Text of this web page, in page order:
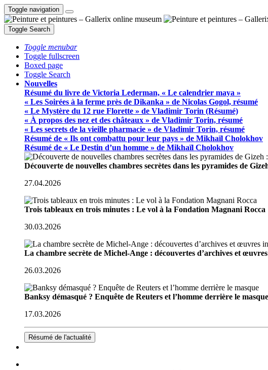
Toggle navigation
Toggle Search
Toggle menubar
Toggle fullscreen
Boxed page
Toggle Search
Nouvelles
Résumé du livre de Victoria Lederman, « Le calendrier maya »
« Les Soirées à la ferme près de Dikanka » de Nicolas Gogol, résumé
« Le Mystère du 12 rue Florette » de Vladimir Torin (Résumé)
« À propos des nez et des châteaux » de Vladimir Torin, résumé
« Les secrets de la vieille pharmacie » de Vladimir Torin, résumé
Résumé de « Ils ont combattu pour leur pays » de Mikhaïl Cholokhov
Résumé de « Le Destin d’un homme » de Mikhaïl Cholokhov
Découverte de nouvelles chambres secrètes dans les pyramides de
27.04.2026
Trois tableaux en trois minutes : Le vol à la Fondation Magnani Rocca
30.03.2026
La chambre secrète de Michel-Ange : découvertes d’archives et
26.03.2026
Banksy démasqué ? Enquête de Reuters et l’homme derrière le masque
17.03.2026
Résumé de l'actualité